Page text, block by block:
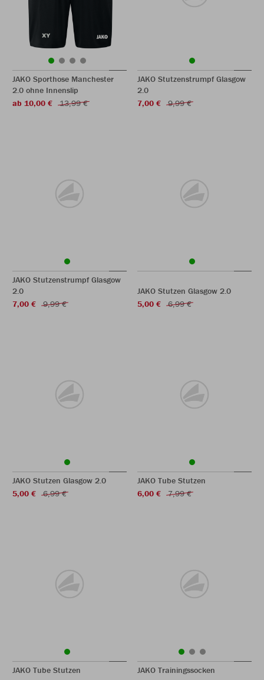
JAKO Sporthose Manchester
2.0 ohne Innenslip
ab 10,00 €
13,99 €
JAKO Stutzenstrumpf Glasgow
2.0
7,00 €
9,99 €
JAKO Stutzenstrumpf Glasgow
2.0
7,00 €
9,99 €
JAKO Stutzen Glasgow 2.0
5,00 €
6,99 €
JAKO Stutzen Glasgow 2.0
5,00 €
6,99 €
JAKO Tube Stutzen
6,00 €
7,99 €
JAKO Tube Stutzen
JAKO Trainingssocken